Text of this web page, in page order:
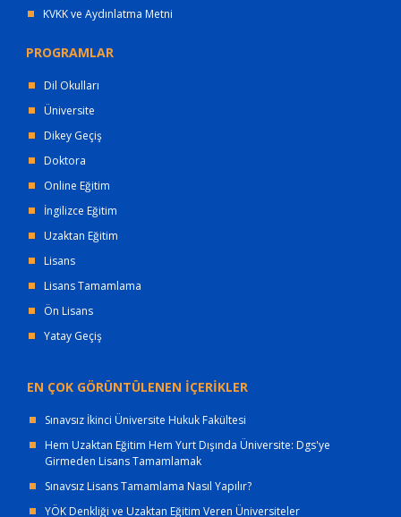
KVKK ve Aydınlatma Metni
PROGRAMLAR
Dil Okulları
Üniversite
Dikey Geçiş
Doktora
Online Eğitim
İngilizce Eğitim
Uzaktan Eğitim
Lisans
Lisans Tamamlama
Ön Lisans
Yatay Geçiş
EN ÇOK GÖRÜNTÜLENEN İÇERİKLER
Sınavsız İkinci Üniversite Hukuk Fakültesi
Hem Uzaktan Eğitim Hem Yurt Dışında Üniversite: Dgs'ye
Girmeden Lisans Tamamlamak
Sınavsız Lisans Tamamlama Nasıl Yapılır?
YÖK Denkliği ve Uzaktan Eğitim Veren Üniversiteler